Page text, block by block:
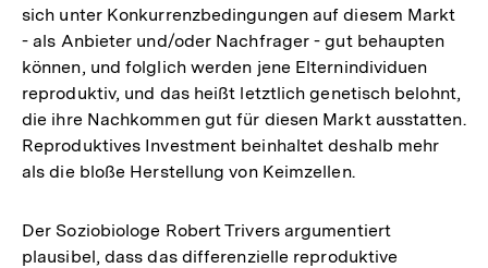
sich unter Konkurrenzbedingungen auf diesem Markt
- als Anbieter und/oder Nachfrager - gut behaupten
können, und folglich werden jene Elternindividuen
reproduktiv, und das heißt letztlich genetisch belohnt,
die ihre Nachkommen gut für diesen Markt ausstatten.
Reproduktives Investment beinhaltet deshalb mehr
als die bloße Herstellung von Keimzellen.
Der Soziobiologe Robert Trivers argumentiert
plausibel, dass das differenzielle reproduktive